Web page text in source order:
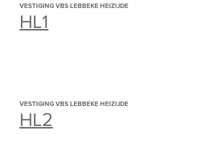
HL1
VESTIGING VBS LEBBEKE HEIZIJDE
HL2
VESTIGING VBS LEBBEKE HEIZIJDE